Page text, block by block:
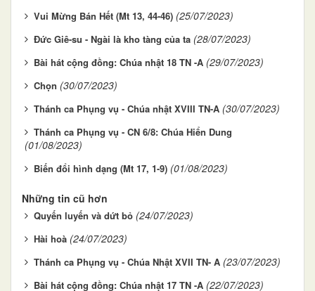
Vui Mừng Bán Hết (Mt 13, 44-46) (25/07/2023)
Đức Giê-su - Ngài là kho tàng của ta (28/07/2023)
Bài hát cộng đồng: Chúa nhật 18 TN -A (29/07/2023)
Chọn (30/07/2023)
Thánh ca Phụng vụ - Chúa nhật XVIII TN-A (30/07/2023)
Thánh ca Phụng vụ - CN 6/8: Chúa Hiển Dung
(01/08/2023)
Biến đổi hình dạng (Mt 17, 1-9) (01/08/2023)
Những tin cũ hơn
Quyến luyến và dứt bỏ (24/07/2023)
Hài hoà (24/07/2023)
Thánh ca Phụng vụ - Chúa Nhật XVII TN- A (23/07/2023)
Bài hát cộng đồng: Chúa nhật 17 TN -A (22/07/2023)